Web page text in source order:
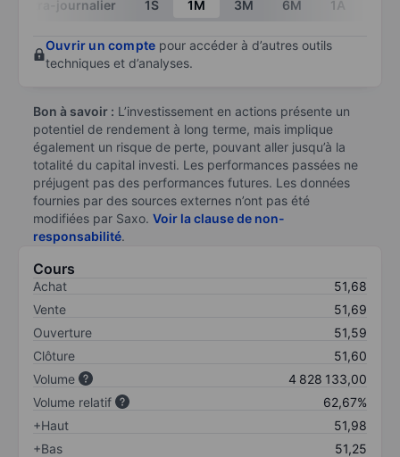
Intra-journalier 1S 1M 3M 6M 1A
Ouvrir un compte pour accéder à d’autres outils
techniques et d’analyses.
Bon à savoir : L’investissement en actions présente un
potentiel de rendement à long terme, mais implique
également un risque de perte, pouvant aller jusqu’à la
totalité du capital investi. Les performances passées ne
préjugent pas des performances futures. Les données
fournies par des sources externes n’ont pas été
modifiées par Saxo. Voir la clause de non-
responsabilité.
Cours
Achat
51,68
Vente
51,69
Ouverture
51,59
Clôture
51,60
Volume
4 828 133,00
Volume relatif
62,67%
+Haut
51,98
+Bas
51,25